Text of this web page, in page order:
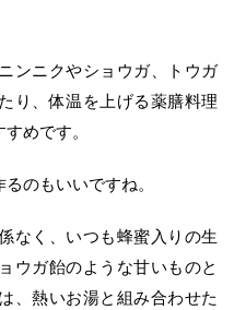
ンニクやショウガ、トウガ
り、体温を上げる薬膳料理
めです。
のもいいですね。
なく、いつも蜂蜜入りの生
ウガ飴のような甘いものと
、熱いお湯と組み合わせた